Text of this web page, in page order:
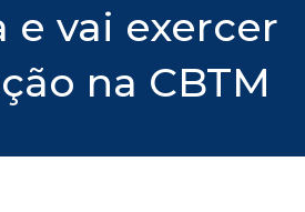
vai exercer
na CBTM